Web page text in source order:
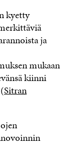
kyetty
ja
mukaan
kiinni
Sitran